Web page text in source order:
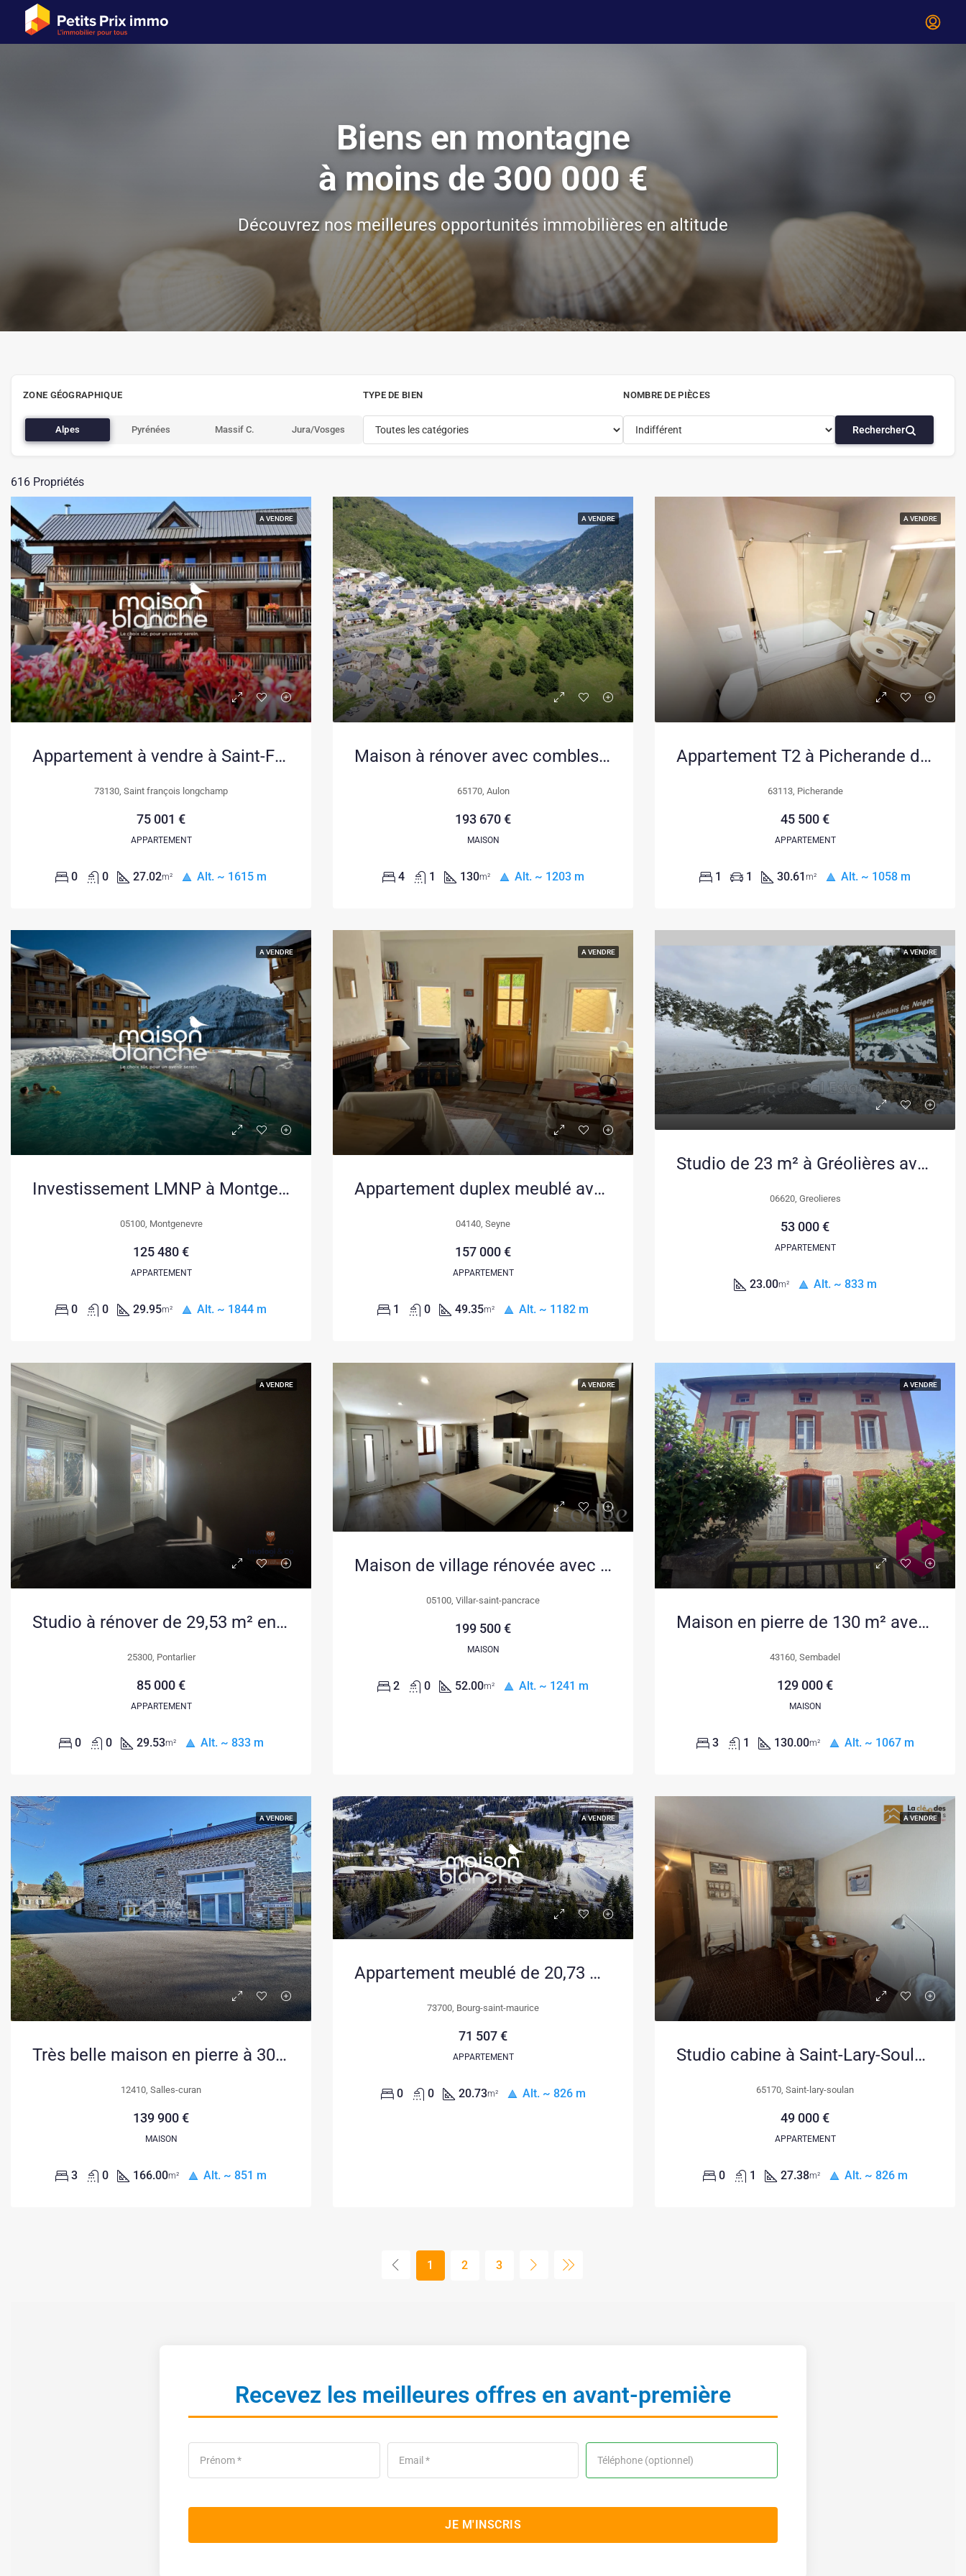
Biens en montagne
à moins de 300 000 €
Découvrez nos meilleures opportunités immobilières en altitude
ZONE GÉOGRAPHIQUE
Alpes Pyrénées Massif C. Jura/Vosges
TYPE DE BIEN NOMBRE DE PIÈCES
Rechercher
616 Propriétés
A VENDRE
Appartement à vendre à Saint-François-Longchamp avec bail commercial, rendement sécurisé
73130, Saint françois longchamp
75 001 €
APPARTEMENT
0 0 27.02m² Alt. ~ 1615 m
A VENDRE
Maison à rénover avec combles aménageables et grange à Aulon, vallée d’Aure
65170, Aulon
193 670 €
MAISON
4 1 130m² Alt. ~ 1203 m
A VENDRE
Appartement T2 à Picherande de 30,61 m², proche des pistes et nature
63113, Picherande
45 500 €
APPARTEMENT
1 1 30.61 m² Alt. ~ 1058 m
A VENDRE
Investissement LMNP à Montgenèvre : Appartement T2 avec balcon et bail commercial
05100, Montgenevre
125 480 €
APPARTEMENT
0 0 29.95m² Alt. ~ 1844 m
A VENDRE
Appartement duplex meublé avec jardin et terrasse à Seyne – Opportunité rare
04140, Seyne
157 000 €
APPARTEMENT
1 0 49.35m² Alt. ~ 1182 m
A VENDRE
Studio de 23 m² à Gréolières avec vue sur les pistes, proche de Cannes et Nice
06620, Greolieres
53 000 €
APPARTEMENT
23.00m² Alt. ~ 833 m
A VENDRE
Studio à rénover de 29,53 m² en plein centre de Pontarlier
25300, Pontarlier
85 000 €
APPARTEMENT
0 0 29.53m² Alt. ~ 833 m
A VENDRE
Maison de village rénovée avec terrasse et garage à Villard Saint Pancrace
05100, Villar-saint-pancrace
199 500 €
MAISON
2 0 52.00m² Alt. ~ 1241 m
A VENDRE
Maison en pierre de 130 m² avec terrain à Sembadel, proche de la Chaise Dieu
43160, Sembadel
129 000 €
MAISON
3 1 130.00m² Alt. ~ 1067 m
A VENDRE
Très belle maison en pierre à 300m du lac de Pareloup, idéale pour résidence ou location
12410, Salles-curan
139 900 €
MAISON
3 0 166.00m² Alt. ~ 851 m
A VENDRE
Appartement meublé de 20,73 m² à vendre à Bourg-Saint-Maurice, idéal investissement LMNP
73700, Bourg-saint-maurice
71 507 €
APPARTEMENT
0 0 20.73m² Alt. ~ 826 m
A VENDRE
Studio cabine à Saint-Lary-Soulan, idéal investissement ou résidence secondaire
65170, Saint-lary-soulan
49 000 €
APPARTEMENT
0 1 27.38m² Alt. ~ 826 m
1 2 3
Recevez les meilleures offres en avant-première
JE M'INSCRIS